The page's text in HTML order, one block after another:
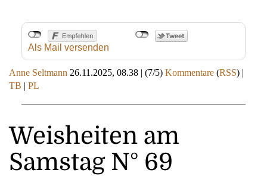
Als Mail versenden
Anne Seltmann 26.11.2025, 08.38 (7/5) Kommentare (RSS) |
TB
PL
Weisheiten am
Samstag N° 69